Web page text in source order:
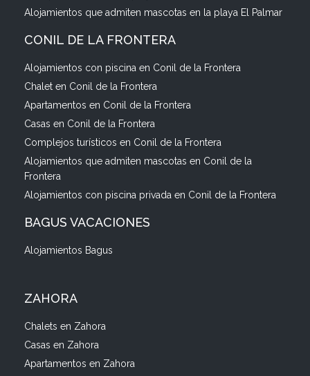
Alojamientos que admiten mascotas en la playa El Palmar
CONIL DE LA FRONTERA
Alojamientos con piscina en Conil de la Frontera
Chalet en Conil de la Frontera
Apartamentos en Conil de la Frontera
Casas en Conil de la Frontera
Complejos turísticos en Conil de la Frontera
Alojamientos que admiten mascotas en Conil de la
Frontera
Alojamientos con piscina privada en Conil de la Frontera
BAGUS VACACIONES
Alojamientos Bagus
ZAHORA
Chalets en Zahora
Casas en Zahora
Apartamentos en Zahora